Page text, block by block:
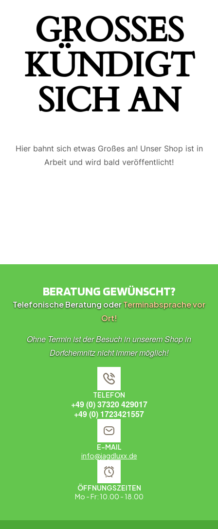
GROSSES K
ÜNDIGT S
ICH AN
Hier bahnt sich etwas Großes an! Unser Shop ist in
Arbeit und wird bald veröffentlicht!
BERATUNG GEWÜNSCHT?
Telefonische Beratung oderTerminabsprache vor
Ort!
Ohne Termin ist der Besuch in unserem Shop in
Dorfchemnitz nicht immer möglich!
TELEFON
+49 (0) 37320 429017
+49 (0) 1723421557
E-MAIL
info@jagdluxx.de
ÖFFNUNGSZEITEN
Mo - Fr: 10.00 - 18.00